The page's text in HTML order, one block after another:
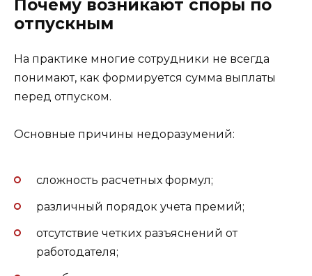
Почему возникают споры по
отпускным
На практике многие сотрудники не всегда
понимают, как формируется сумма выплаты
перед отпуском.
Основные причины недоразумений:
сложность расчетных формул;
различный порядок учета премий;
отсутствие четких разъяснений от
работодателя;